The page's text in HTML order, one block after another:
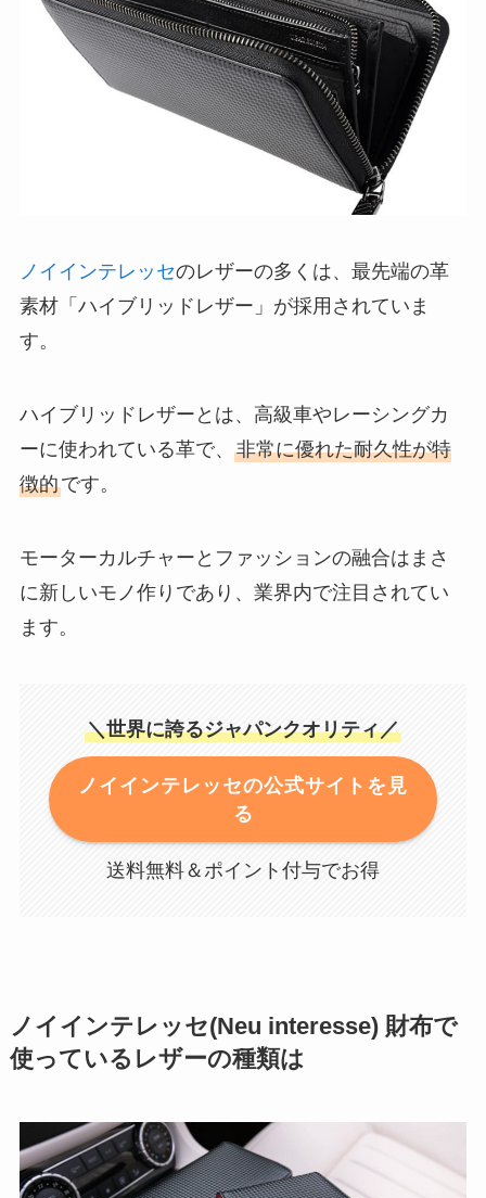
ノイインテレッセのレザーの多くは、最先端の革
素材「ハイブリッドレザー」が採用されていま
す。
ハイブリッドレザーとは、高級車やレーシングカ
ーに使われている革で、 非常に優れた耐久性が特
徴的です。
モーターカルチャーとファッションの融合はまさ
に新しいモノ作りであり、業界内で注目されてい
ます。
＼世界に誇るジャパンクオリティ／
ノイインテレッセの公式サイトを見
る
送料無料＆ポイント付与でお得
ノイインテレッセ(Neu interesse) 財布で
使っているレザーの種類は